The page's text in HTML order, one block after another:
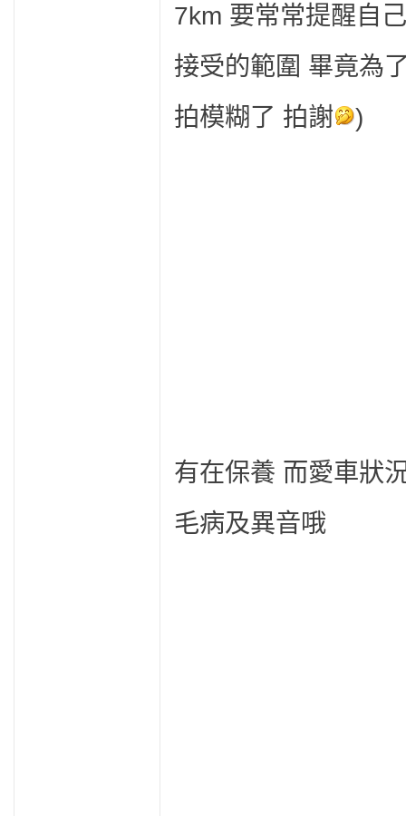
7km 要常常提醒自
接受的範圍 畢竟為
拍模糊了 拍謝
)
有在保養 而愛車狀
毛病及異音哦